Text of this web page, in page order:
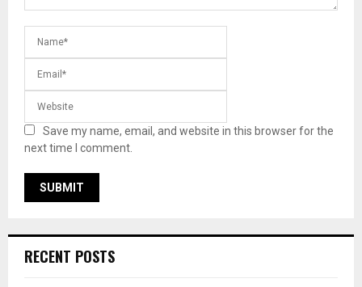
Save my name, email, and website in this browser for the
next time I comment.
RECENT POSTS